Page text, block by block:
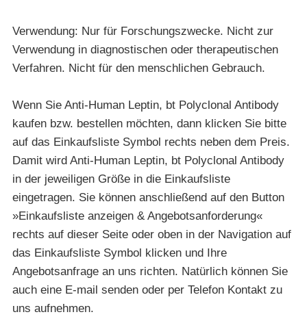
Verwendung: Nur für Forschungszwecke. Nicht zur
Verwendung in diagnostischen oder therapeutischen
Verfahren. Nicht für den menschlichen Gebrauch.
Wenn Sie Anti-Human Leptin, bt Polyclonal Antibody
kaufen bzw. bestellen möchten, dann klicken Sie bitte
auf das Einkaufsliste Symbol rechts neben dem Preis.
Damit wird Anti-Human Leptin, bt Polyclonal Antibody
in der jeweiligen Größe in die Einkaufsliste
eingetragen. Sie können anschließend auf den Button
»Einkaufsliste anzeigen & Angebotsanforderung«
rechts auf dieser Seite oder oben in der Navigation auf
das Einkaufsliste Symbol klicken und Ihre
Angebotsanfrage an uns richten. Natürlich können Sie
auch eine E-mail senden oder per Telefon Kontakt zu
uns aufnehmen.